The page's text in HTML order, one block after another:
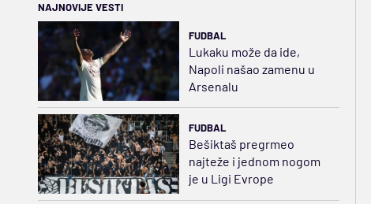
NAJNOVIJE VESTI
FUDBAL
Lukaku može da ide,
Napoli našao zamenu u
Arsenalu
FUDBAL
Bešiktaš pregrmeo
najteže i jednom nogom
je u Ligi Evrope